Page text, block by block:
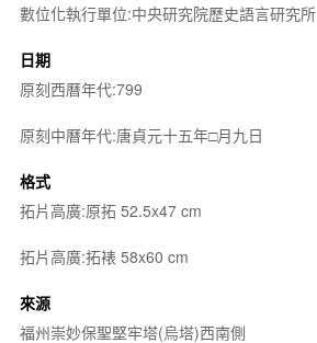
數位化執行單位:中央研究院歷史語言研究所
日期
原刻西曆年代:799
原刻中曆年代:唐貞元十五年□月九日
格式
拓片高廣:原拓 52.5x47 cm
拓片高廣:拓裱 58x60 cm
來源
福州崇妙保聖堅牢塔(烏塔)西南側